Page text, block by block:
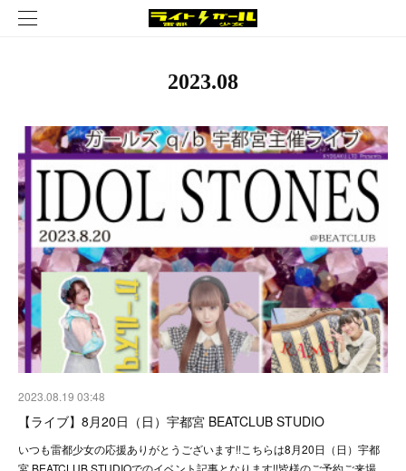
2023.08
2023.08.19 03:48
【ライブ】8月20日（日）宇都宮 BEATCLUB STUDIO
いつも雷都少女の応援ありがとうございます!!こちらは8月20日（日）宇都